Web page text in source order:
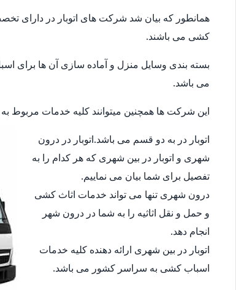
همانطور که بیان شد شرکت های اتوبار در دارای
کشی می باشند.
بسته بندی وسایل منزل و آماده سازی آن ها برای
می باشد.
این شرکت ها همچنین میتوانند کلیه خدمات مربوط به
اتوبار در به دو قسم می باشد.اتوبار در درون
شهری و اتوبار در بین شهری که هر کدام را به
تفصیل برای شما بیان می نماییم.
درون شهری تنها می تواند خدمات اثاث کشی
و حمل و نقل اثاثیه را به شما در درون شهر
انجام دهد.
اتوبار در بین شهری ارائه دهنده کلیه خدمات
اسباب کشی به سراسر کشور می باشد.